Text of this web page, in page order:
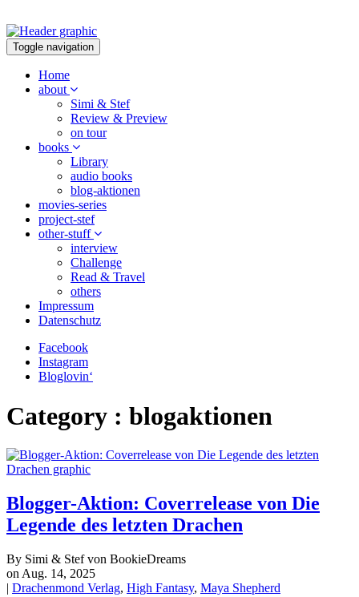
Toggle navigation
Home
about
Simi & Stef
Review & Preview
on tour
books
Library
audio books
blog-aktionen
movies-series
project-stef
other-stuff
interview
Challenge
Read & Travel
others
Impressum
Datenschutz
Facebook
Instagram
Bloglovin‘
Category : blogaktionen
Blogger-Aktion: Coverrelease von Die
Legende des letzten Drachen
By Simi & Stef von BookieDreams
on Aug. 14, 2025
| Drachenmond Verlag, High Fantasy, Maya Shepherd